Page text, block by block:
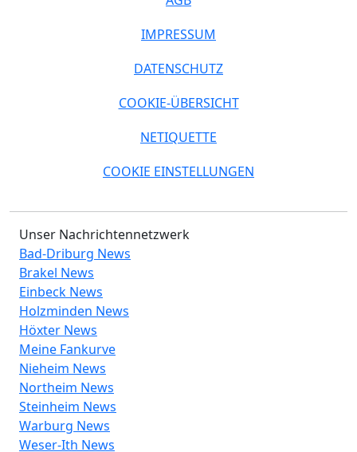
IMPRESSUM
DATENSCHUTZ
COOKIE-ÜBERSICHT
NETIQUETTE
COOKIE EINSTELLUNGEN
Unser Nachrichtennetzwerk
Bad-Driburg News
Brakel News
Einbeck News
Holzminden News
Höxter News
Meine Fankurve
Nieheim News
Northeim News
Steinheim News
Warburg News
Weser-Ith News